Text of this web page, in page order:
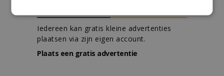
Iedereen kan gratis kleine advertenties
plaatsen via zijn eigen account.
Plaats een gratis advertentie